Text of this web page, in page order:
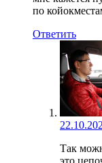
по
Ответить
Так
это